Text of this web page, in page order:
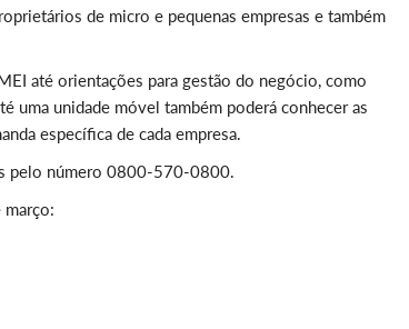
de micro e pequenas empresas e também
até orientações para gestão do negócio, como
uma unidade móvel também poderá conhecer as
específica de cada empresa.
pelo número 0800-570-0800.
março: